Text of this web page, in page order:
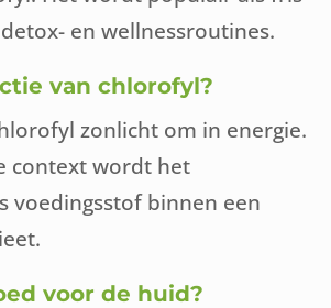
en wellnessroutines.
van chlorofyl?
zonlicht om in energie.
context wordt het
voedingsstof binnen een
voor de huid?